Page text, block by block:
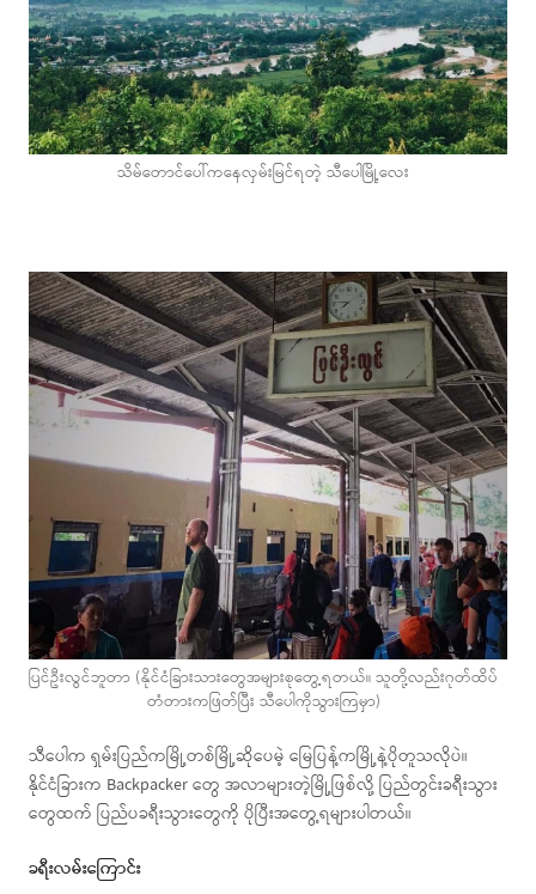
သိမ်တောင်ပေါ်ကနေလှမ်းမြင်ရတဲ့ သီပေါမြို့လေး
ပြင်ဦးလွင်ဘူတာ (နိုင်ငံခြားသားတွေအများစုတွေ့ရတယ်။ သူတို့လည်းဂုတ်ထိပ်
တံတားကဖြတ်ပြီး သီပေါကိုသွားကြမှာ)
သီပေါက ရှမ်းပြည်ကမြို့တစ်မြို့ဆိုပေမဲ့ မြေပြန့်ကမြို့နဲ့ပိုတူသလိုပဲ။
နိုင်ငံခြားက Backpacker တွေ အလာများတဲ့မြို့ဖြစ်လို့ ပြည်တွင်းခရီးသွား
တွေထက် ပြည်ပခရီးသွားတွေကို ပိုပြီးအတွေ့ရများပါတယ်။
ခရီးလမ်းကြောင်း